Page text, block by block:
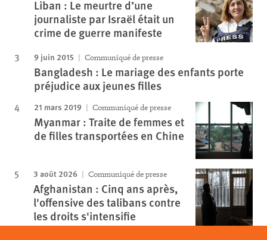
Liban : Le meurtre d’une
journaliste par Israël était un
crime de guerre manifeste
9 juin 2015 Communiqué de presse
Bangladesh : Le mariage des enfants porte
préjudice aux jeunes filles
21 mars 2019 Communiqué de presse
Myanmar : Traite de femmes et
de filles transportées en Chine
3 août 2026 Communiqué de presse
Afghanistan : Cinq ans après,
l'offensive des talibans contre
les droits s'intensifie